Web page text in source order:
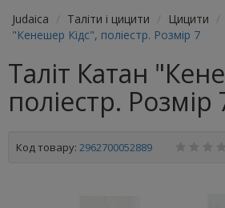
Judaica Таліти і цицити Цицити
"Кенешер Кідс", поліестр. Розмір 7
Таліт Катан
поліестр. Розмір
Код товару: 2962700052889